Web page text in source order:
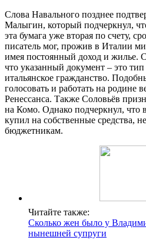
Слова Навального позднее
Малыгин, который подчеркнул,
эта бумага уже вторая по счету,
писатель мог, прожив в Италии
имея постоянный доход и жилье.
что указанный документ – это
итальянское гражданство.
голосовать и работать на родине
Ренессанса. Также Соловьёв
на Комо. Однако подчеркнул, что
купил на собственные средства,
бюджетникам.
Читайте также:
Сколько жен было у
нынешней супруги